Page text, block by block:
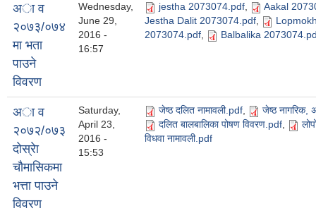
अा व
२०७३/०७४
मा भता
पाउने
विवरण
Wednesday,
June 29,
2016 -
16:57
jestha 2073074.pdf,
Aakal
Jestha Dalit 2073074.pdf,
2073074.pdf, Balbalika
अा व
२०७२/०७३
दाेस्रेा
चाैमासिकमा
भत्ता पाउने
विवरण
Saturday,
April 23,
2016 -
15:53
जेष्ठ दलित नामावली.pdf,
जेष्ठ नागरिक,
दलित बालबालिका पोषण विवरण.pdf,
विधवा नामावली.pdf